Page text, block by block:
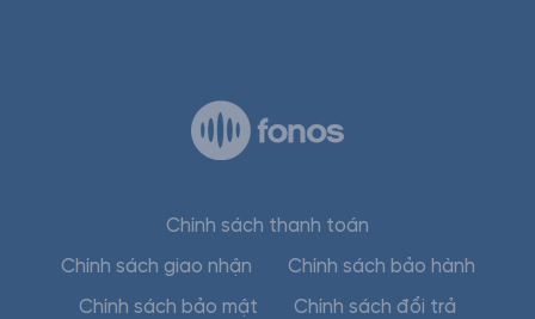
Chính sách thanh toán
Chính sách giao nhận
Chính sách bảo hành
Chính sách bảo mật
Chính sách đổi trả